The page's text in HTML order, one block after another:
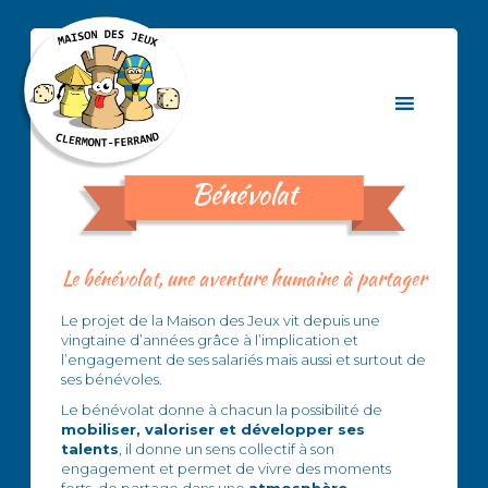
Bénévolat
Le bénévolat, une aventure humaine à partager
Le projet de la Maison des Jeux vit depuis une
vingtaine d’années grâce à l’implication et
l’engagement de ses salariés mais aussi et surtout de
ses bénévoles.
Le bénévolat donne à chacun la possibilité de
mobiliser, valoriser et développer ses
talents , il donne un sens collectif à son
engagement et permet de vivre des moments